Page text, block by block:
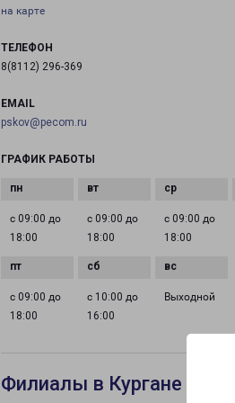
на карте
ТЕЛЕФОН
8(8112) 296-369
EMAIL
pskov@pecom.ru
ГРАФИК РАБОТЫ
с 09:00 до
18:00
с 09:00 до
18:00
с 09:00 до
18:00
с 09:00 до
18:00
с 10:00 до
16:00
Выходной
Филиалы в Кургане